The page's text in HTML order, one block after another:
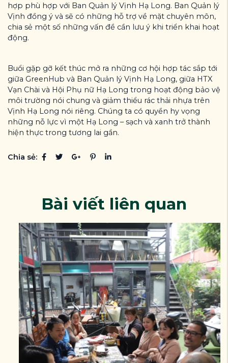
hợp phù hợp với Ban Quản lý Vịnh Hạ Long. Ban Quản lý
Vịnh đồng ý và sẽ có những hỗ trợ về mặt chuyên môn,
chia sẻ một số những vấn đề cần lưu ý khi triển khai hoạt
động.
Buổi gặp gỡ kết thúc mở ra những cơ hội hợp tác sắp tới
giữa GreenHub và Ban Quản lý Vịnh Hạ Long, giữa HTX
Vạn Chài và Hội Phụ nữ Hạ Long trong hoạt động bảo vệ
môi trường nói chung và giảm thiểu rác thải nhựa trên
Vịnh Hạ Long nói riêng. Chúng ta có quyền hy vọng
những nỗ lực vì một Hạ Long – sạch và xanh trở thành
hiện thực trong tương lai gần.
Chia sẻ:
Bài viết liên quan